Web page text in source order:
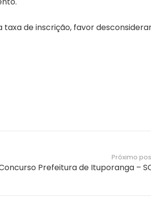
de inscrição, favor
Próximo
Prefeitura de Ituporanga –